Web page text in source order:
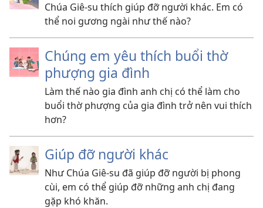
Chúa Giê-su thích giúp đỡ người khác. Em có
thể noi gương ngài như thế nào?
Chúng em yêu thích buổi thờ
phượng gia đình
Làm thế nào gia đình anh chị có thể làm cho
buổi thờ phượng của gia đình trở nên vui thích
hơn?
Giúp đỡ người khác
Như Chúa Giê-su đã giúp đỡ người bị phong
cùi, em có thể giúp đỡ những anh chị đang
gặp khó khăn.